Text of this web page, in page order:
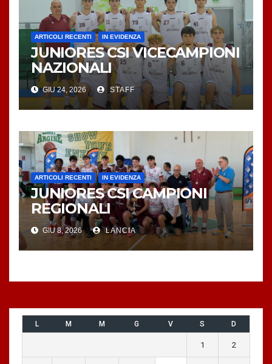
ARTICOLI RECENTI IN EVIDENZA
JUNIORES CSI VICECAMPIONI
NAZIONALI
GIU 24, 2026 STAFF
ARTICOLI RECENTI IN EVIDENZA
JUNIORES CSI CAMPIONI
REGIONALI
GIU 8, 2026 LANCIA
L M M G V S D
1 2